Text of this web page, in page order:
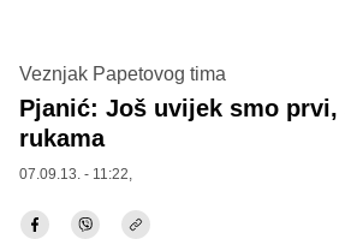
Veznjak Papetovog tima
Pjanić: Još uvijek smo prvi,
rukama
07.09.13. - 11:22,